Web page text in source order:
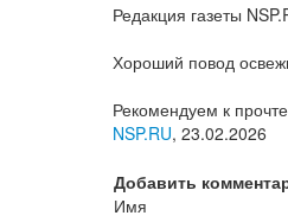
Редакция газеты
Хороший повод
Рекомендуем к
NSP.RU, 23.02.2026
Добавить
Имя